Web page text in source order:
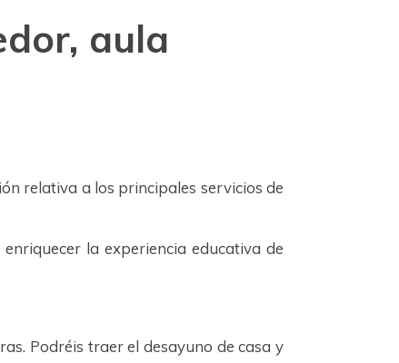
aula
relativa a los principales servicios de
la experiencia educativa de
Podréis traer el desayuno de casa y